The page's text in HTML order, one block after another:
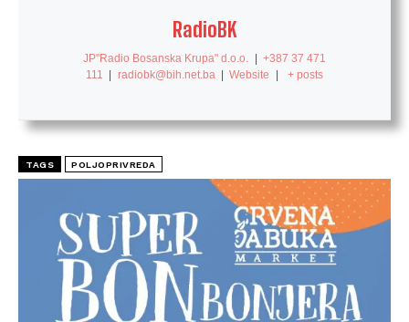
RadioBK
JP"Radio Bosanska Krupa" d.o.o. | +387 37 471
111
| radiobk@bih.net.ba | Website | + posts
TAGS POLJOPRIVREDA